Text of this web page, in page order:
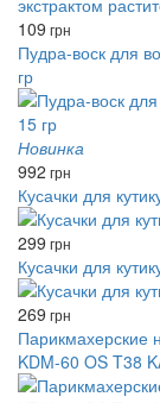
109 грн
Пудра-воск для
гр
Новинка
992 грн
Кусачки для
299 грн
Кусачки для
269 грн
Парикмахерские
KDM-60 OS T38